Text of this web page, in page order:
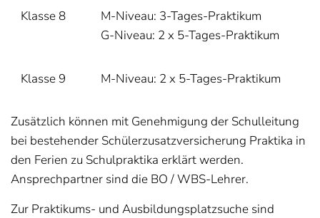
Klasse 8
M-Niveau: 3-Tages-Praktikum
G-Niveau: 2 x 5-Tages-Praktikum
Klasse 9 M-Niveau: 2 x 5-Tages-Praktikum
Zusätzlich können mit Genehmigung der Schulleitung
bei bestehender Schülerzusatzversicherung Praktika in
den Ferien zu Schulpraktika erklärt werden.
Ansprechpartner sind die BO / WBS-Lehrer.
Zur Praktikums- und Ausbildungsplatzsuche sind